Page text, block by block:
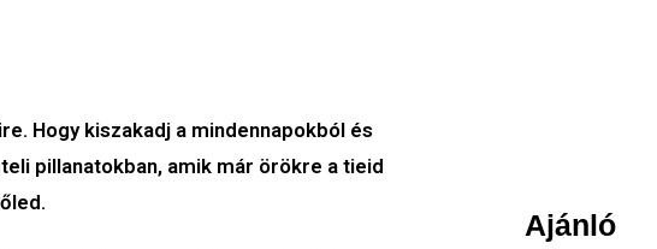
Hogy kiszakadj a mindennapokból és
pillanatokban, amik már örökre a tieid
Ajánló